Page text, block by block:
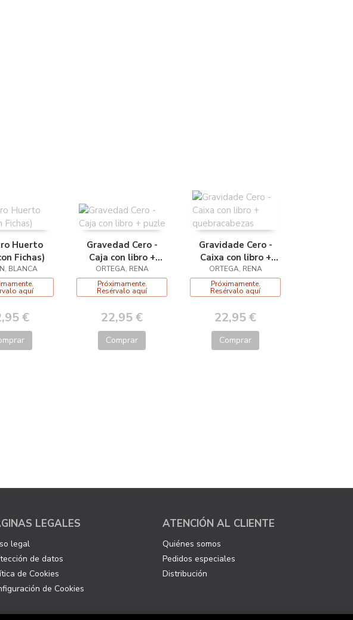
Huerto
Fichas)
BLANCA
aquí
€
Gravedad Cero -
Caja con libro +
puzle
ORTEGA, RENA
Próximamente.
Resérvalo aquí
22,95 €
Comprar
Gravidade Cero -
Caixa con libro +
quebracabezas
ORTEGA, RENA
Próximamente.
Resérvalo aquí
22,95 €
Comprar
LEGALES
legal
de datos
de Cookies
de Cookies
ATENCIÓN AL CLIENTE
Quiénes somos
Pedidos especiales
Distribución